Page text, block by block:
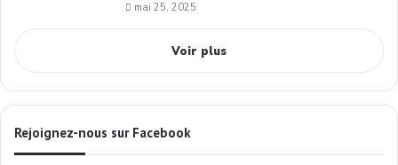
mai 25, 2025
Voir plus
Rejoignez-nous sur Facebook